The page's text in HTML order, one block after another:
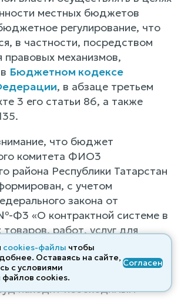
местных бюджетов
регулирование, что
в частности, посредством
правовых механизмов,
Бюджетном кодексе
, в абзаце третьем
3 его статьи 86, а также
что бюджет
комитета ФИО3
района Республики Татарстан
с учетом
закона от
«О контрактной системе в
товаров, работ, услуг для
и
нужд», а также положений
Российской
находит необходимым
cookies-файлы чтобы
Оставаясь на сайте,
с условиями
файлов cооkies.
Согласен